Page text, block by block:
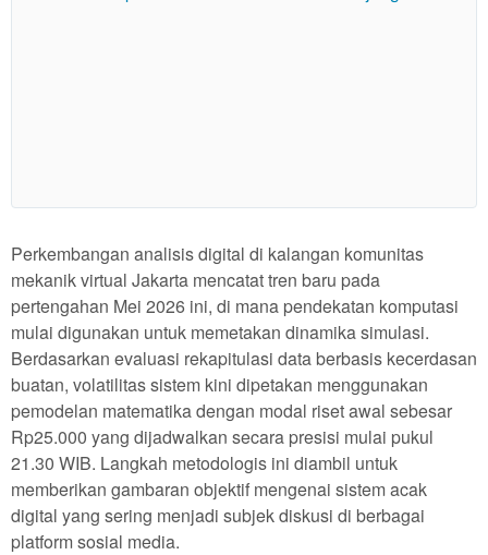
Show More
Perkembangan analisis digital di kalangan komunitas
mekanik virtual Jakarta mencatat tren baru pada
pertengahan Mei 2026 ini, di mana pendekatan komputasi
mulai digunakan untuk memetakan dinamika simulasi.
Berdasarkan evaluasi rekapitulasi data berbasis kecerdasan
buatan, volatilitas sistem kini dipetakan menggunakan
pemodelan matematika dengan modal riset awal sebesar
Rp25.000 yang dijadwalkan secara presisi mulai pukul
21.30 WIB. Langkah metodologis ini diambil untuk
memberikan gambaran objektif mengenai sistem acak
digital yang sering menjadi subjek diskusi di berbagai
platform sosial media.